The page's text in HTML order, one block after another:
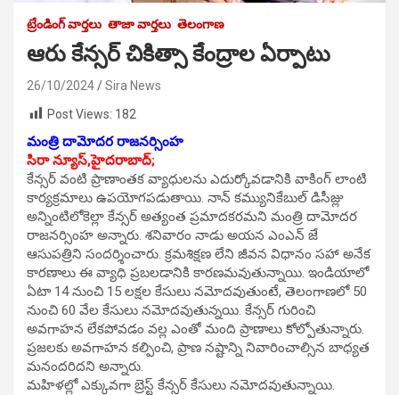
ట్రేండింగ్ వార్తలు తాజా వార్తలు తెలంగాణ
ఆరు కేన్సర్ చికిత్సా కేంద్రాల ఏర్పాటు
26/10/2024
Sira News
Post Views: 182
మంత్రి దామోదర రాజనర్సింహ
సిరా న్యూస్,హైదరాబాద్;
కేన్సర్ వంటి ప్రాణాంతక వ్యాధులను ఎదుర్కోవడానికి వాకింగ్ లాంటి
కార్యక్రమాలు ఉపయోగపడుతాయి. నాన్ కమ్యునికేబుల్ డిసీజ్లు
అన్నింటిలోకెల్లా కేన్సర్ అత్యంత ప్రమాదకరమని మంత్రి దామోదర
రాజనర్సింహ అన్నారు. శనివారం నాడు అయన ఎంఎన్ జే
ఆసుపత్రిని సందర్శించారు. క్రమశిక్షణ లేని జీవన విధానం సహా అనేక
కారణాలు ఈ వ్యాధి ప్రబలడానికి కారణమవుతున్నాయి. ఇండియాలో
ఏటా 14 నుంచి 15 లక్షల కేసులు నమోదవుతుంటే, తెలంగాణలో 50
నుంచి 60 వేల కేసులు నమోదవుతున్నయి. కేన్సర్ గురించి
అవగాహన లేకపోవడం వల్ల ఎంతో మంది ప్రాణాలు కోల్పోతున్నారు.
ప్రజలకు అవగాహన కల్పించి, ప్రాణ నష్టాన్ని నివారించాల్సిన బాధ్యత
మనందరిదని అన్నారు.
మహిళల్లో ఎక్కువగా బ్రెస్ట్ కేన్సర్ కేసులు నమోదవుతున్నాయి.